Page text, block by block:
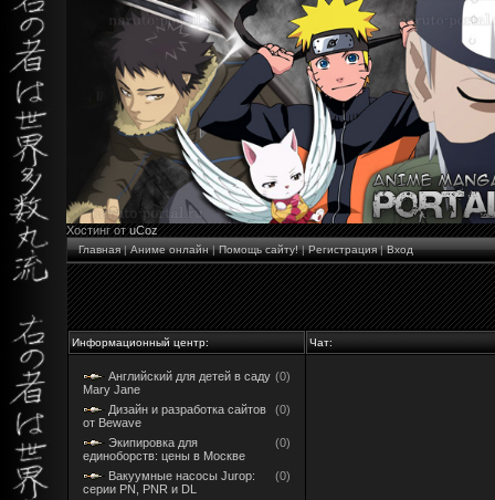
Хостинг отuCoz
Главная|Аниме онлайн|Помощь сайту!|Регистрация|Вход
Информационный центр: Чат:
Английский для детей в саду
Mary Jane
(0)
Дизайн и разработка сайтов
от Bewave
(0)
Экипировка для
единоборств: цены в Москве
(0)
Вакуумные насосы Jurop:
серии PN, PNR и DL
(0)